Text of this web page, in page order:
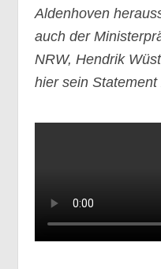
Aldenhoven
auch der
NRW, Hendrik
hier sein